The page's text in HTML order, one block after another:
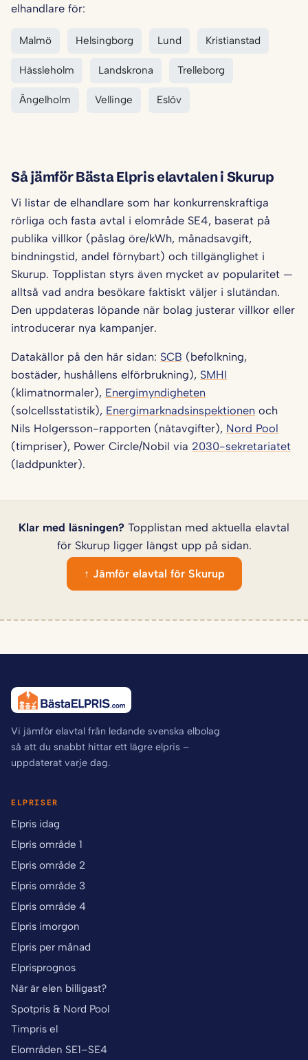
elhandlare för:
Malmö Helsingborg Lund Kristianstad
Hässleholm Landskrona Trelleborg
Ängelholm Vellinge Eslöv
Så jämför Bästa Elpris elavtalen i Skurup
Vi listar de elhandlare som har konkurrenskraftiga
rörliga och fasta avtal i elområde SE4, baserat på
publika villkor (påslag öre/kWh, månadsavgift,
bindningstid, andel förnybart) och tillgänglighet i
Skurup. Topplistan styrs även mycket av popularitet —
alltså vad andra besökare faktiskt väljer i slutändan.
Den uppdateras löpande när bolag justerar villkor eller
introducerar nya kampanjer.
Datakällor på den här sidan: SCB (befolkning,
bostäder, hushållens elförbrukning), SMHI
(klimatnormaler), Energimyndigheten
(solcellsstatistik), Energimarknadsinspektionen och
Nils Holgersson-rapporten (nätavgifter), Nord Pool
(timpriser), Power Circle/Nobil via 2030-sekretariatet
(laddpunkter).
Klar med läsningen? Topplistan med aktuella elavtal
för Skurup ligger längst upp på sidan.
↑ Jämför elavtal för Skurup
Vi jämför elavtal från ledande svenska elbolag
så att du snabbt hittar ett lägre elpris –
uppdaterat varje dag.
ELPRISER
Elpris idag
Elpris område 1
Elpris område 2
Elpris område 3
Elpris område 4
Elpris imorgon
Elpris per månad
Elprisprognos
När är elen billigast?
Spotpris & Nord Pool
Timpris el
Elområden SE1–SE4